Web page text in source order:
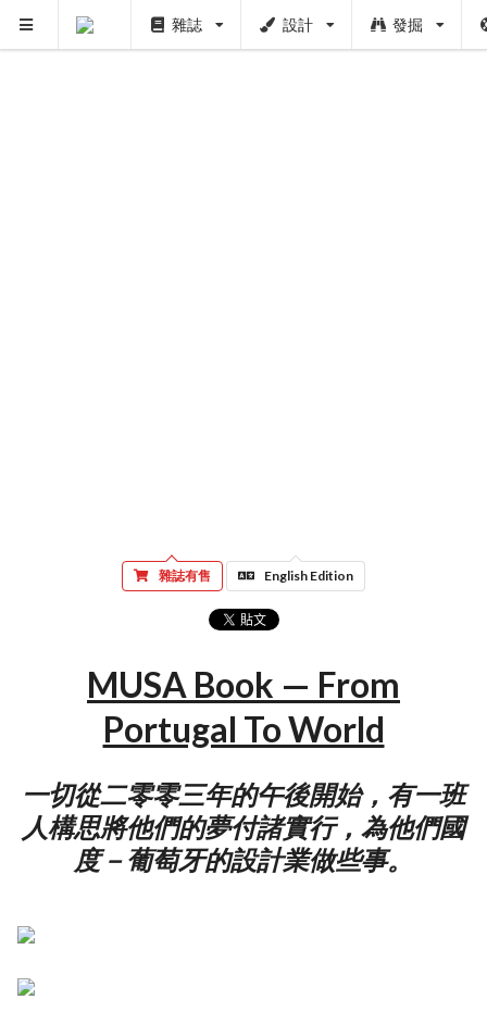
雜誌 設計 發掘
雜誌有售 English Edition
MUSA Book — From
Portugal To World
一切從二零零三年的午後開始，有一班
人構思將他們的夢付諸實行，為他們國
度－葡萄牙的設計業做些事。